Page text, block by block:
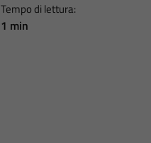
Tempo di lettura:
1 min